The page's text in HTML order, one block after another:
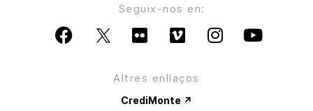
Seguix-nos en:
Altres enllaços
CrediMonte ↗